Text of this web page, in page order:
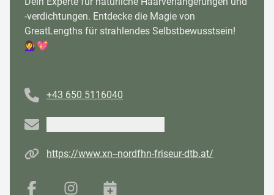
-verdichtungen. Entdecke die Magie von
GreatLengths für strahlendes Selbstbewusstsein!
💇‍♀️💖
+43 650 5116040
Email
Homepagehttps://www.xn--nordfhn-friseur-dtb.at/
FacebookInstagramBuchungsplattform